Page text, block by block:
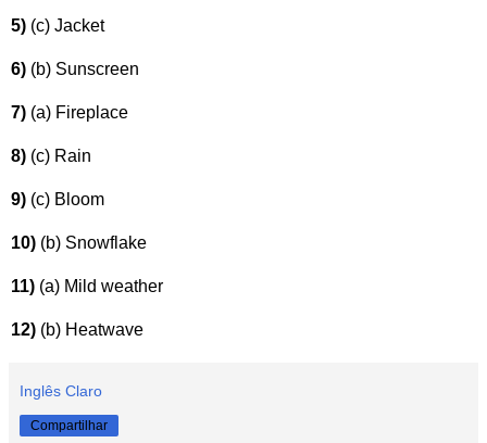
5) (c) Jacket
6) (b) Sunscreen
7) (a) Fireplace
8) (c) Rain
9) (c) Bloom
10) (b) Snowflake
11) (a) Mild weather
12) (b) Heatwave
Inglês Claro
Compartilhar